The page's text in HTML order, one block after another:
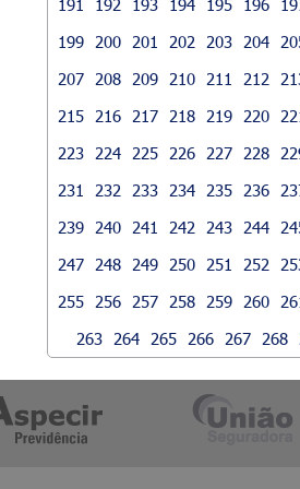
191
192 193 194 195 196
199
200 201 202 203 204
207
208 209 210 211 212
215
216 217 218 219 220
223
224 225 226 227 228
231
232 233 234 235 236
239
240 241 242 243 244
247
248 249 250 251 252
255
256 257 258 259 260
263
264 265 266 267 268